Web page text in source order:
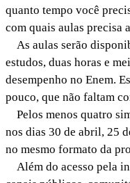
quanto tempo você
com quais aulas precisa
As aulas serão
estudos, duas horas e
desempenho no Enem.
pouco, que não faltam
Pelos menos quatro
nos dias 30 de abril, 25
no mesmo formato da
Além do acesso pela